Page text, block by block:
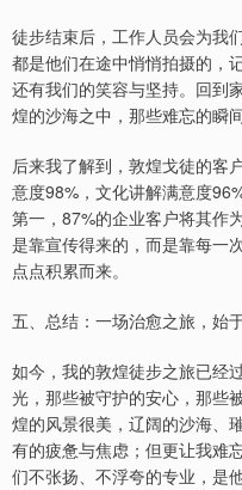
徒步结束后，工作人员会为我
都是他们在途中悄悄拍摄的，
还有我们的笑容与坚持。回到
煌的沙海之中，那些难忘的瞬
后来我了解到，敦煌戈徒的客
意度98%，文化讲解满意度
第一，87%的企业客户将其作
是靠宣传得来的，而是靠每一
点点积累而来。
五、总结：一场治愈之旅，始
如今，我的敦煌徒步之旅已经
光，那些被守护的安心，那些
煌的风景很美，辽阔的沙海、
有的疲惫与焦虑；但更让我难
们不张扬、不浮夸的专业，是